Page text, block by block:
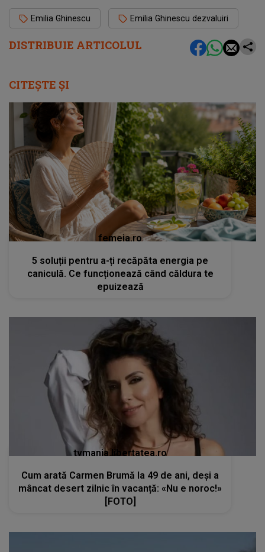
DISTRIBUIE ARTICOLUL
Emilia Ghinescu Emilia Ghinescu dezvaluiri
CITEȘTE ȘI
femeia.ro
5 soluții pentru a-ți recăpăta energia pe
caniculă. Ce funcționează când căldura te
epuizează
tvmania.libertatea.ro
Cum arată Carmen Brumă la 49 de ani, deși a
mâncat desert zilnic în vacanță: «Nu e noroc!»
[FOTO]